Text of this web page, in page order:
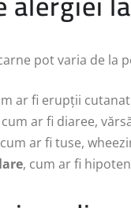
pot varia de la
ar fi erupții
cum ar fi diaree,
ar fi tuse,
, cum ar fi